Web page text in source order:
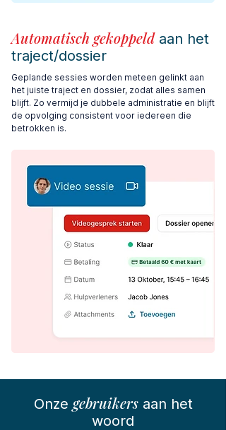
Automatisch gekoppeldaan het
traject/dossier
Geplande sessies worden meteen gelinkt aan
het juiste traject en dossier, zodat alles samen
blijft. Zo vermijd je dubbele administratie en blijft
de opvolging consistent voor iedereen die
betrokken is.
Onze gebruikersaan het
woord